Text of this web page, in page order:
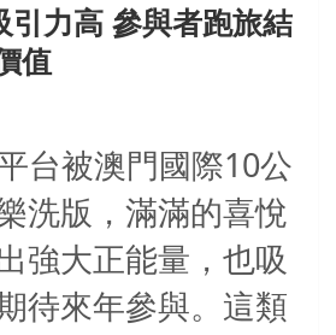
引力高 參與者跑旅結
值
台被澳門國際10公
洗版，滿滿的喜悅
強大正能量，也吸
待來年參與。這類